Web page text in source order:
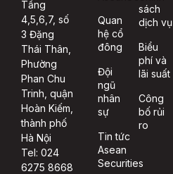
Tầng
4,5,6,7, số
3 Đặng
Thái Thân,
Phường
Phan Chu
Trinh, quận
Hoàn Kiếm,
thành phố
Hà Nội
Tel: 024
6275 8668
Quan
hệ cổ
đông
Đội
ngũ
nhân
sự
Tin tức
Asean
Securities
sách
dịch vụ
Biểu
phí và
lãi suất
Công
bố rủi
ro